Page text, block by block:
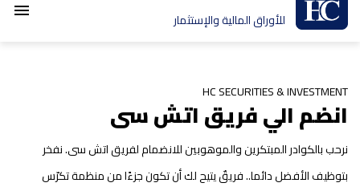
للأوراق المالية والإستثمار menu
HC SECURITIES & INVESTMENT
انضم الي فريق اتش سى
نرحب بالكوادر المبتكرين والموهوبين للانضمام لفريق اتش سى. نفخر
بتوظيف الأفضل دائما.. فريقٌ يتيح لك أن تكون جزءًا من منظمة تكرّس